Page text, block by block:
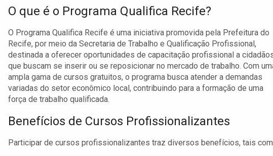
O que é o Programa Qualifica Recife?
O Programa Qualifica Recife é uma iniciativa promovida pela Prefeitura do
Recife, por meio da Secretaria de Trabalho e Qualificação Profissional,
destinada a oferecer oportunidades de capacitação profissional a
que buscam se inserir ou se reposicionar no mercado de trabalho. Com
ampla gama de cursos gratuitos, o programa busca atender a demandas
variadas do setor econômico local, contribuindo para a formação de uma
força de trabalho qualificada.
Benefícios de Cursos Profissionalizantes
Participar de cursos profissionalizantes traz diversos benefícios, tais